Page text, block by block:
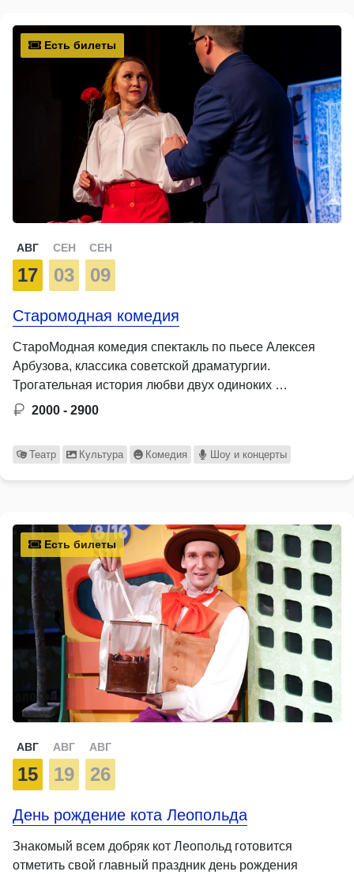
Есть билеты
АВГ
17
СЕН
03
СЕН
09
Старомодная комедия
СтароМодная комедия спектакль по пьесе Алексея
Арбузова, классика советской драматургии.
Трогательная история любви двух одиноких …
2000 - 2900
Театр Культура Комедия Шоу и концерты
Есть билеты
АВГ
15
АВГ
19
АВГ
26
День рождение кота Леопольда
Знакомый всем добряк кот Леопольд готовится
отметить свой главный праздник день рождения